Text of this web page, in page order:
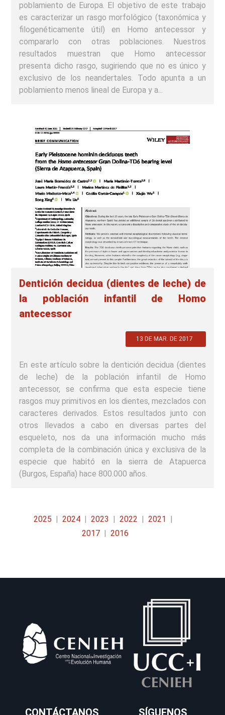
poblamiento de Europa. El objetivo de este trabajo
es caracterizar un rasgo morfológico (taxonómica y
filogenéticamente útil) en Homo antecessor y
compararlo con otras poblaciones. Nuestros
resultados muestran que Homo antecessor
presenta dicho rasgo, sugiriendo que no es único y
exclusivo de los neandertales. Todo apunta a un
poblamiento menos lineal de Europa y a...
Dentición decidua (dientes de leche) de
la población infantil de Homo
antecessor
13 DE MAR. DE 2017
En este artículo sobre la dentición decidua (dientes
de leche) de la población infantil de Homo
antecessor, se confirma que esta especie tiene
rasgos muy primitivos en los dientes, mezclados con
caracteres derivados. Estos resultados junto con
otros llevados a cabo en diversas partes del
esqueleto, nos da una información mucho más
completa de la combinación única y exclusiva de la
especie que habitó en la sierra de Atapuerca
(Burgos, España) hace 800.000 años.
2025 2024 2023 2022
2021
2017
2016